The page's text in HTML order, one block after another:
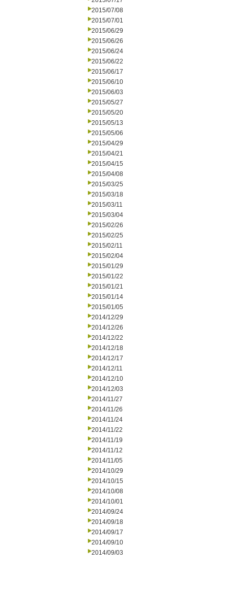
2015/07/08
2015/07/01
2015/06/29
2015/06/26
2015/06/24
2015/06/22
2015/06/17
2015/06/10
2015/06/03
2015/05/27
2015/05/20
2015/05/13
2015/05/06
2015/04/29
2015/04/21
2015/04/15
2015/04/08
2015/03/25
2015/03/18
2015/03/11
2015/03/04
2015/02/26
2015/02/25
2015/02/11
2015/02/04
2015/01/29
2015/01/22
2015/01/21
2015/01/14
2015/01/05
2014/12/29
2014/12/26
2014/12/22
2014/12/18
2014/12/17
2014/12/11
2014/12/10
2014/12/03
2014/11/27
2014/11/26
2014/11/24
2014/11/22
2014/11/19
2014/11/12
2014/11/05
2014/10/29
2014/10/15
2014/10/08
2014/10/01
2014/09/24
2014/09/18
2014/09/17
2014/09/10
2014/09/03